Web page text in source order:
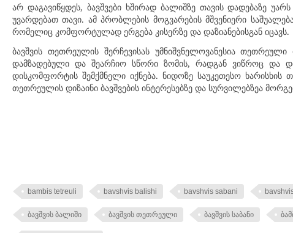
არ დაგავიწყდეს, ბავშვები ხშირად ბალიშზე თავის დადებაზე
უვარდებათ თავი. ამ პრობლების მოგვარების მშვენიერი
რომელიც კომფორტულად ერგება კისერზე და დაზიანებისგან იცავს.
ბავშვის თეთრეულის შერჩევისას უმნიშვნელოვანესია თეთრეული
დამზადებული და შეარჩიო სწორი ზომის, რადგან ვიწროც და
დისკომფორტის შემქმნელი იქნება. ნიდოზე საუკეთესო
თეთრეულის დიზაინი ბავშვების ინტერესებზე და სურვილებზეა
bambis tetreuli bavshvis balishi bavshvis sabani
ბავშვის ბალიში ბავშვის თეთრეული ბავშვის საბანი